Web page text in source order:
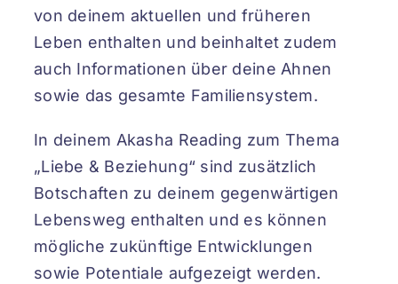
von deinem aktuellen und früheren
Leben enthalten und beinhaltet zudem
auch Informationen über deine Ahnen
sowie das gesamte Familiensystem.
In deinem Akasha Reading zum Thema
„Liebe & Beziehung“ sind zusätzlich
Botschaften zu deinem gegenwärtigen
Lebensweg enthalten und es können
mögliche zukünftige Entwicklungen
sowie Potentiale aufgezeigt werden.